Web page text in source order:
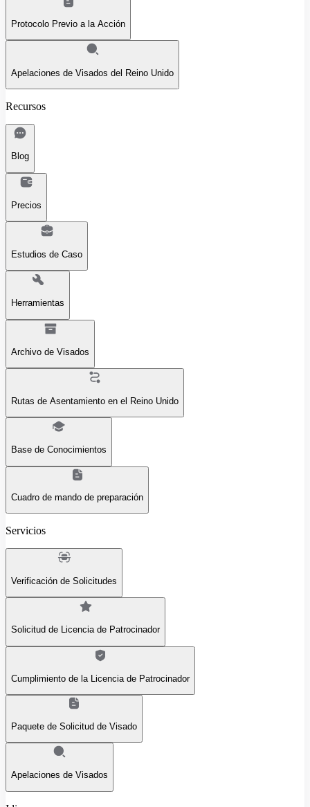
Protocolo Previo a la Acción
Apelaciones de Visados del Reino Unido
Recursos
Blog
Precios
Estudios de Caso
Herramientas
Archivo de Visados
Rutas de Asentamiento en el Reino Unido
Base de Conocimientos
Cuadro de mando de preparación
Servicios
Verificación de Solicitudes
Solicitud de Licencia de Patrocinador
Cumplimiento de la Licencia de Patrocinador
Paquete de Solicitud de Visado
Apelaciones de Visados